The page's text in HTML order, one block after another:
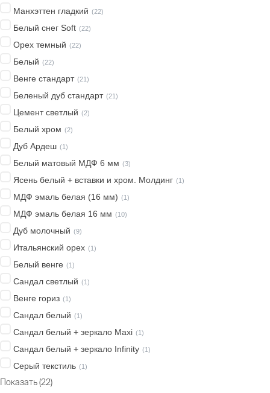
Манхэттен гладкий (22)
Белый снег Soft (22)
Орех темный (22)
Белый (22)
Венге стандарт (21)
Беленый дуб стандарт (21)
Цемент светлый (2)
Белый хром (2)
Дуб Ардеш (1)
Белый матовый МДФ 6 мм (3)
Ясень белый + вставки и хром. Молдинг (1)
МДФ эмаль белая (16 мм) (1)
МДФ эмаль белая 16 мм (10)
Дуб молочный (9)
Итальянский орех (1)
Белый венге (1)
Сандал светлый (1)
Венге гориз (1)
Сандал белый (1)
Сандал белый + зеркало Maxi (1)
Сандал белый + зеркало Infinity (1)
Серый текстиль (1)
Показать(22)